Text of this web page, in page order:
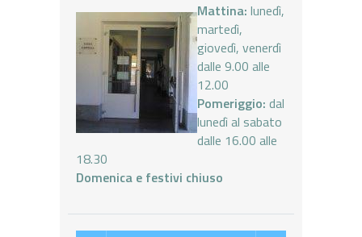
Mattina: lunedì,
martedì,
giovedì, venerdì
dalle 9.00 alle
12.00
Pomeriggio: dal
lunedì al sabato
dalle 16.00 alle
18.30
Domenica e festivi chiuso